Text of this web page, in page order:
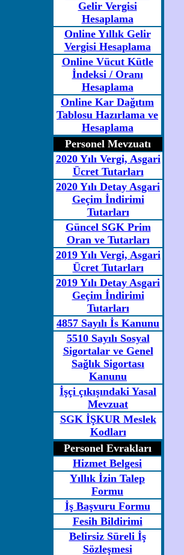
Gelir Vergisi
Hesaplama
Online Yıllık Gelir
Vergisi Hesaplama
Online Vücut Kütle
İndeksi / Oranı
Hesaplama
Online Kar Dağıtım
Tablosu Hazırlama ve
Hesaplama
Personel Mevzuatı
2020 Yılı Vergi, Asgari
Ücret Tutarları
2020 Yılı Detay Asgari
Geçim İndirimi
Tutarları
Güncel SGK Prim
Oran ve Tutarları
2019 Yılı Vergi, Asgari
Ücret Tutarları
2019 Yılı Detay Asgari
Geçim İndirimi
Tutarları
4857 Sayılı İs Kanunu
5510 Sayılı Sosyal
Sigortalar ve Genel
Sağlık Sigortası
Kanunu
İşçi çıkışındaki Yasal
Mevzuat
SGK İŞKUR Meslek
Kodları
Personel Evrakları
Hizmet Belgesi
Yıllık İzin Talep
Formu
İş Başvuru Formu
Fesih Bildirimi
Belirsiz Süreli İş
Sözleşmesi